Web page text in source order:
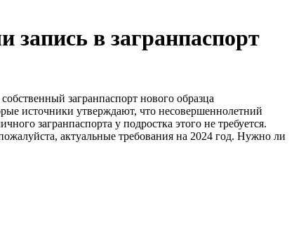
в загранпаспорт
загранпаспорт нового образца
источники утверждают, что несовершеннолетний
загранпаспорта у подростка этого не требуется.
актуальные требования на 2024 год. Нужно ли